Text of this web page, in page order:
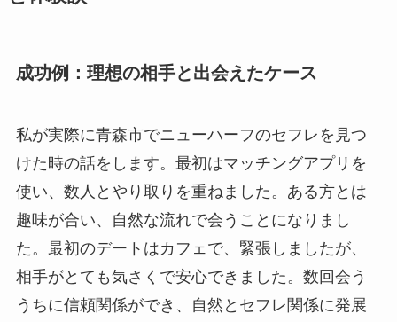
成功例：理想の相手と出会えたケース
私が実際に青森市でニューハーフのセフレを見つ
けた時の話をします。最初はマッチングアプリを
使い、数人とやり取りを重ねました。ある方とは
趣味が合い、自然な流れで会うことになりまし
た。最初のデートはカフェで、緊張しましたが、
相手がとても気さくで安心できました。数回会う
うちに信頼関係ができ、自然とセフレ関係に発展